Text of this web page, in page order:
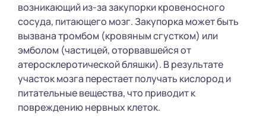
возникающий из-за закупорки кровеносного
сосуда, питающего мозг. Закупорка может быть
вызвана тромбом (кровяным сгустком) или
эмболом (частицей, оторвавшейся от
атеросклеротической бляшки). В результате
участок мозга перестает получать кислород и
питательные вещества, что приводит к
повреждению нервных клеток.